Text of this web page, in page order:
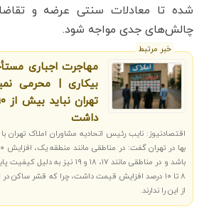
شده تا معادلات سنتی عرضه و
چالش‌های جدی مواجه شود.
خبر مرتبط
مهاجرت اجباری
بیکاری | محرمی
داشت
اقتصادنیوز: نایب رئیس اتحادیه مشاوران املاک تهران
باشد و در مناطقی مانند ۱۷، ۱۸ و ۱۹
۸ تا ۱۰ درصد افزایش قیمت داشت، چرا که قشر ساکن
از این را ندارند.